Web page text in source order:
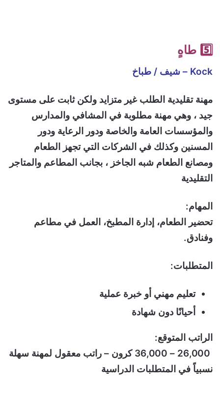
5️⃣ طاهٍ
Kock – شيف / طباخ
مهنة تقليدية الطلب غير متزايد ولكن ثابت على مستوى
جيد ، وهي مهنة مطلوبة في المشافي والمدارس
والمؤسسات العامة والخاصة ودور الرعاية ودور
المسنين وكذلك في الشركات التي تجهز الطعام
ومصانع الطعام شبه الجاخز ، بجانب المطاعم والمتاجر
التقليدية
المهام:
تحضير الطعام، إدارة المطبخ، العمل في مطاعم
وفنادق.
المتطلبات:
تعليم مهني أو خبرة عملية
أحيانًا دون شهادة
الراتب المتوقع:
26,000 – 36,000 كرون – راتب معقول لمهنة سهلة
نسبياً في المتطلبات الدراسية